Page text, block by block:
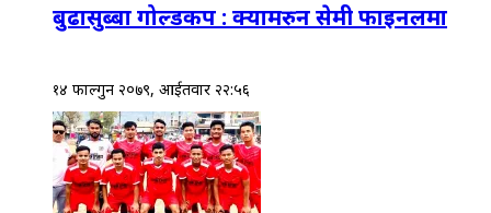
बुढासुब्बा गोल्डकप : क्यामरुन सेमी फाइनलमा
१४ फाल्गुन २०७९, आईतवार २२:५६